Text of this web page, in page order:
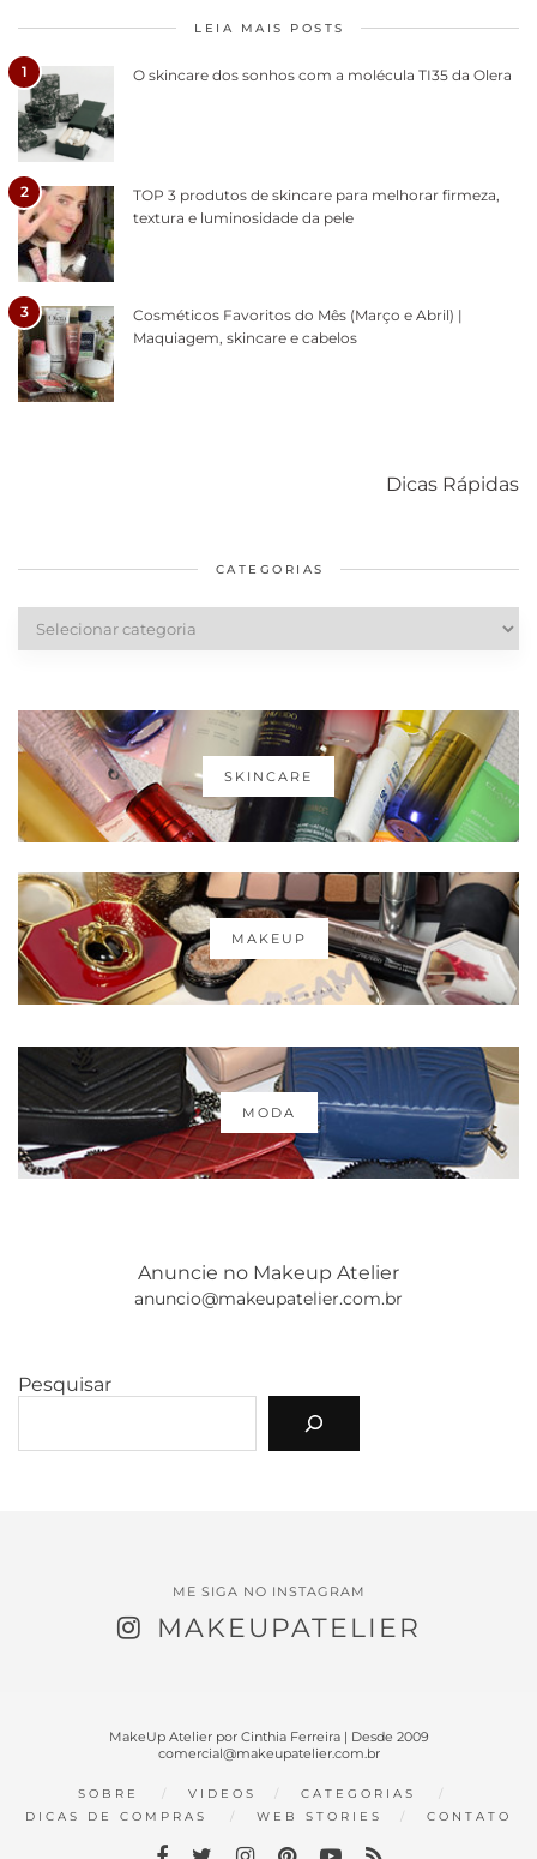
LEIA MAIS POSTS
1 O skincare dos sonhos com a molécula TI35 da Olera
2
TOP 3 produtos de skincare para melhorar firmeza,
textura e luminosidade da pele
3
Cosméticos Favoritos do Mês (Março e Abril) |
Maquiagem, skincare e cabelos
Dicas Rápidas
diários
cabelos
CATEGORIAS
Categorias
SKINCARE
MAKEUP
MODA
Anuncie no Makeup Atelier
anuncio@makeupatelier.com.br
Pesquisar
ME SIGA NO INSTAGRAM
MAKEUPATELIER
MakeUp Atelier por Cinthia Ferreira | Desde 2009
comercial@makeupatelier.com.br
SOBRE VIDEOS
CATEGORIAS
DICAS DE COMPRAS
WEB STORIES CONTATO